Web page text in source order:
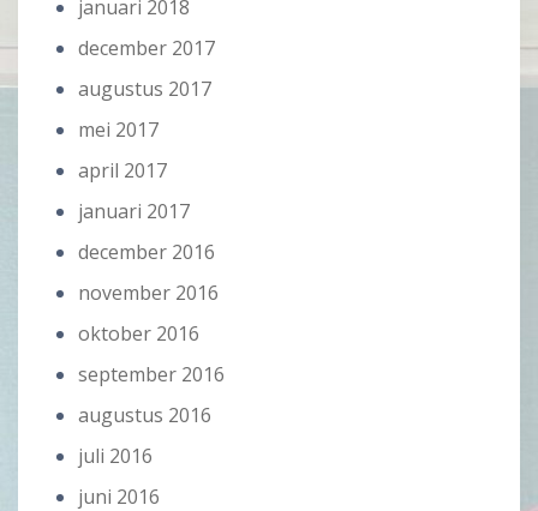
januari 2018
december 2017
augustus 2017
mei 2017
april 2017
januari 2017
december 2016
november 2016
oktober 2016
september 2016
augustus 2016
juli 2016
juni 2016